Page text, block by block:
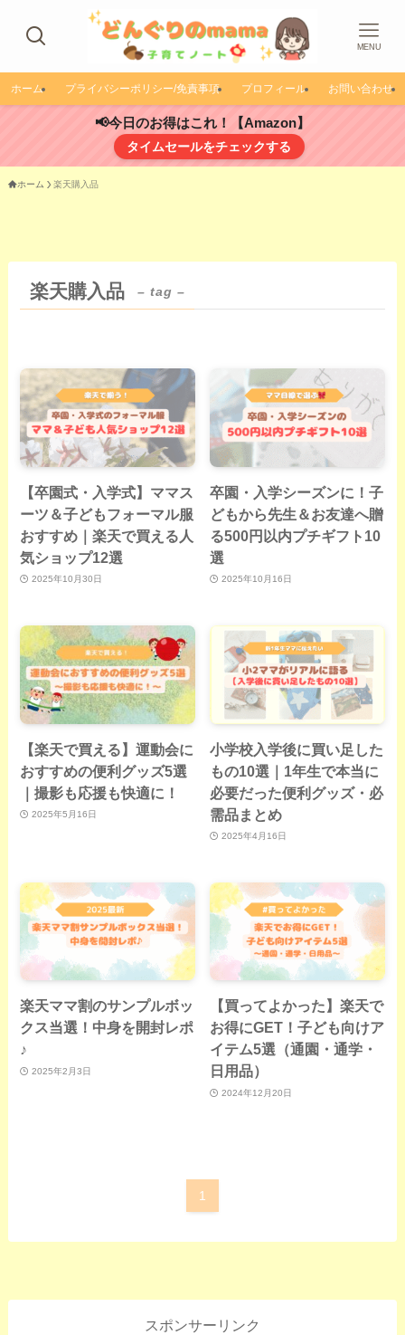
MENU
ホーム プライバシーポリシー/免責事項 プロフィール お問い合わせ
📢今日のお得はこれ！【Amazon】
タイムセールをチェックする
ホーム 楽天購入品
楽天購入品 – tag –
【卒園式・入学式】ママス
ーツ＆子どもフォーマル服
おすすめ｜楽天で買える人
気ショップ12選
2025年10月30日
卒園・入学シーズンに！子
どもから先生＆お友達へ贈
る500円以内プチギフト10
選
2025年10月16日
【楽天で買える】運動会に
おすすめの便利グッズ5選
｜撮影も応援も快適に！
2025年5月16日
小学校入学後に買い足した
もの10選｜1年生で本当に
必要だった便利グッズ・必
需品まとめ
2025年4月16日
楽天ママ割のサンプルボッ
クス当選！中身を開封レポ
♪
2025年2月3日
【買ってよかった】楽天で
お得にGET！子ども向けア
イテム5選（通園・通学・
日用品）
2024年12月20日
1
スポンサーリンク